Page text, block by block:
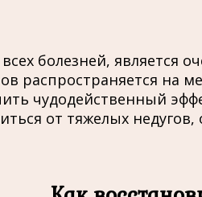
всех болезней,
распространяется на
чудодейственный
от тяжелых